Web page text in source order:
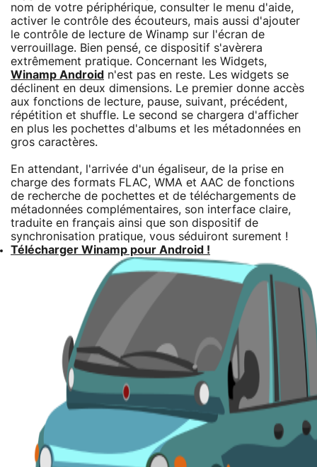
nom de votre périphérique, consulter le menu d'aide,
activer le contrôle des écouteurs, mais aussi d'ajouter
le contrôle de lecture de Winamp sur l'écran de
verrouillage. Bien pensé, ce dispositif s'avèrera
extrêmement pratique. Concernant les Widgets,
Winamp Android n'est pas en reste. Les widgets se
déclinent en deux dimensions. Le premier donne accès
aux fonctions de lecture, pause, suivant, précédent,
répétition et shuffle. Le second se chargera d'afficher
en plus les pochettes d'albums et les métadonnées en
gros caractères.
En attendant, l'arrivée d'un égaliseur, de la prise en
charge des formats FLAC, WMA et AAC de fonctions
de recherche de pochettes et de téléchargements de
métadonnées complémentaires, son interface claire,
traduite en français ainsi que son dispositif de
synchronisation pratique, vous séduiront surement !
Télécharger Winamp pour Android !